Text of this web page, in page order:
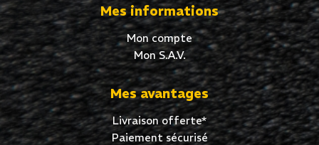
Mes informations
Mon compte
Mon S.A.V.
Mes avantages
Livraison offerte*
Paiement sécurisé